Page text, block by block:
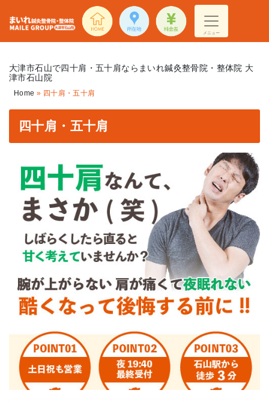
メニュー
大津市石山で四十肩・五十肩ならまいれ鍼灸整骨院・整体院 大
津市石山院
Home » 四十肩・五十肩
四十肩・五十肩